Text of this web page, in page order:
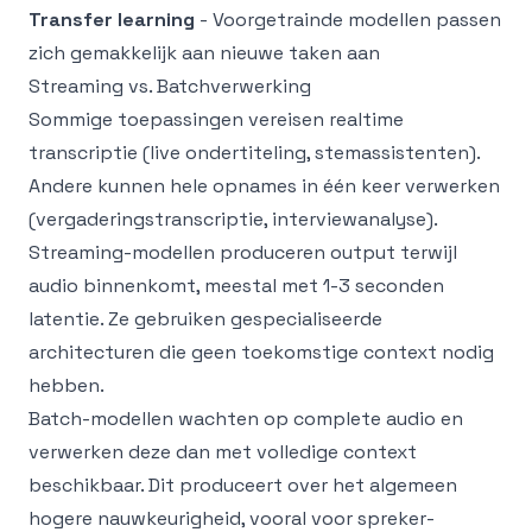
Transfer learning - Voorgetrainde modellen passen
zich gemakkelijk aan nieuwe taken aan
Streaming vs. Batchverwerking
Sommige toepassingen vereisen realtime
transcriptie (live ondertiteling, stemassistenten).
Andere kunnen hele opnames in één keer verwerken
(vergaderingstranscriptie, interviewanalyse).
Streaming-modellen produceren output terwijl
audio binnenkomt, meestal met 1-3 seconden
latentie. Ze gebruiken gespecialiseerde
architecturen die geen toekomstige context nodig
hebben.
Batch-modellen wachten op complete audio en
verwerken deze dan met volledige context
beschikbaar. Dit produceert over het algemeen
hogere nauwkeurigheid, vooral voor spreker-